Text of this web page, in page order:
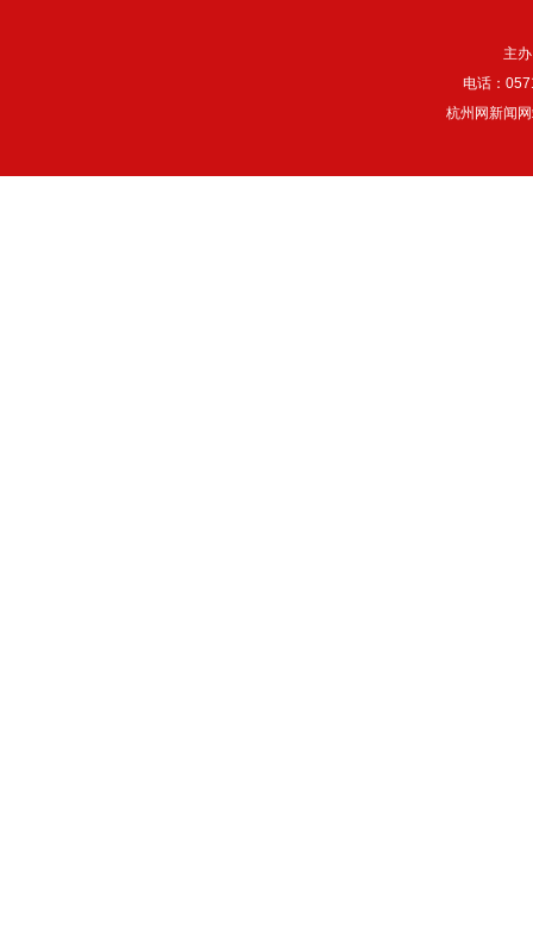
主
电话：
杭州网新闻